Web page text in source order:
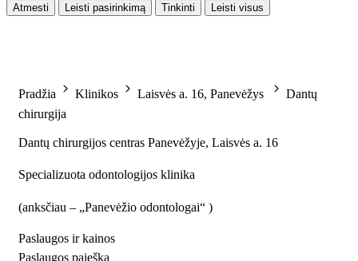
Atmesti Leisti pasirinkimą Tinkinti Leisti visus
Pradžia Klinikos Laisvės a. 16, Panevėžys
Dantų
chirurgija
Dantų chirurgijos centras Panevėžyje, Laisvės a. 16
Specializuota odontologijos klinika
(anksčiau – „Panevėžio odontologai“ )
Paslaugos ir kainos
Paslaugos paieška